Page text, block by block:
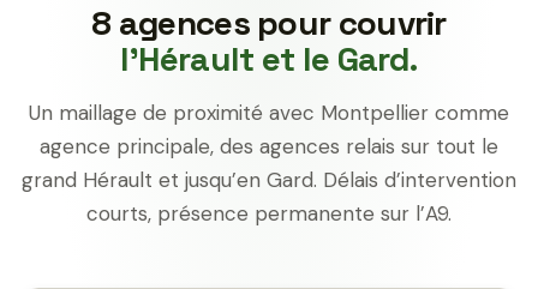
8 agences pour couvrir
l’Hérault et le Gard.
Un maillage de proximité avec Montpellier comme
agence principale, des agences relais sur tout le
grand Hérault et jusqu’en Gard. Délais d’intervention
courts, présence permanente sur l’A9.